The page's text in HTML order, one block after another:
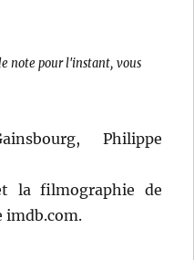
note pour l'instant, vous
Philippe
la filmographie de
imdb.com.